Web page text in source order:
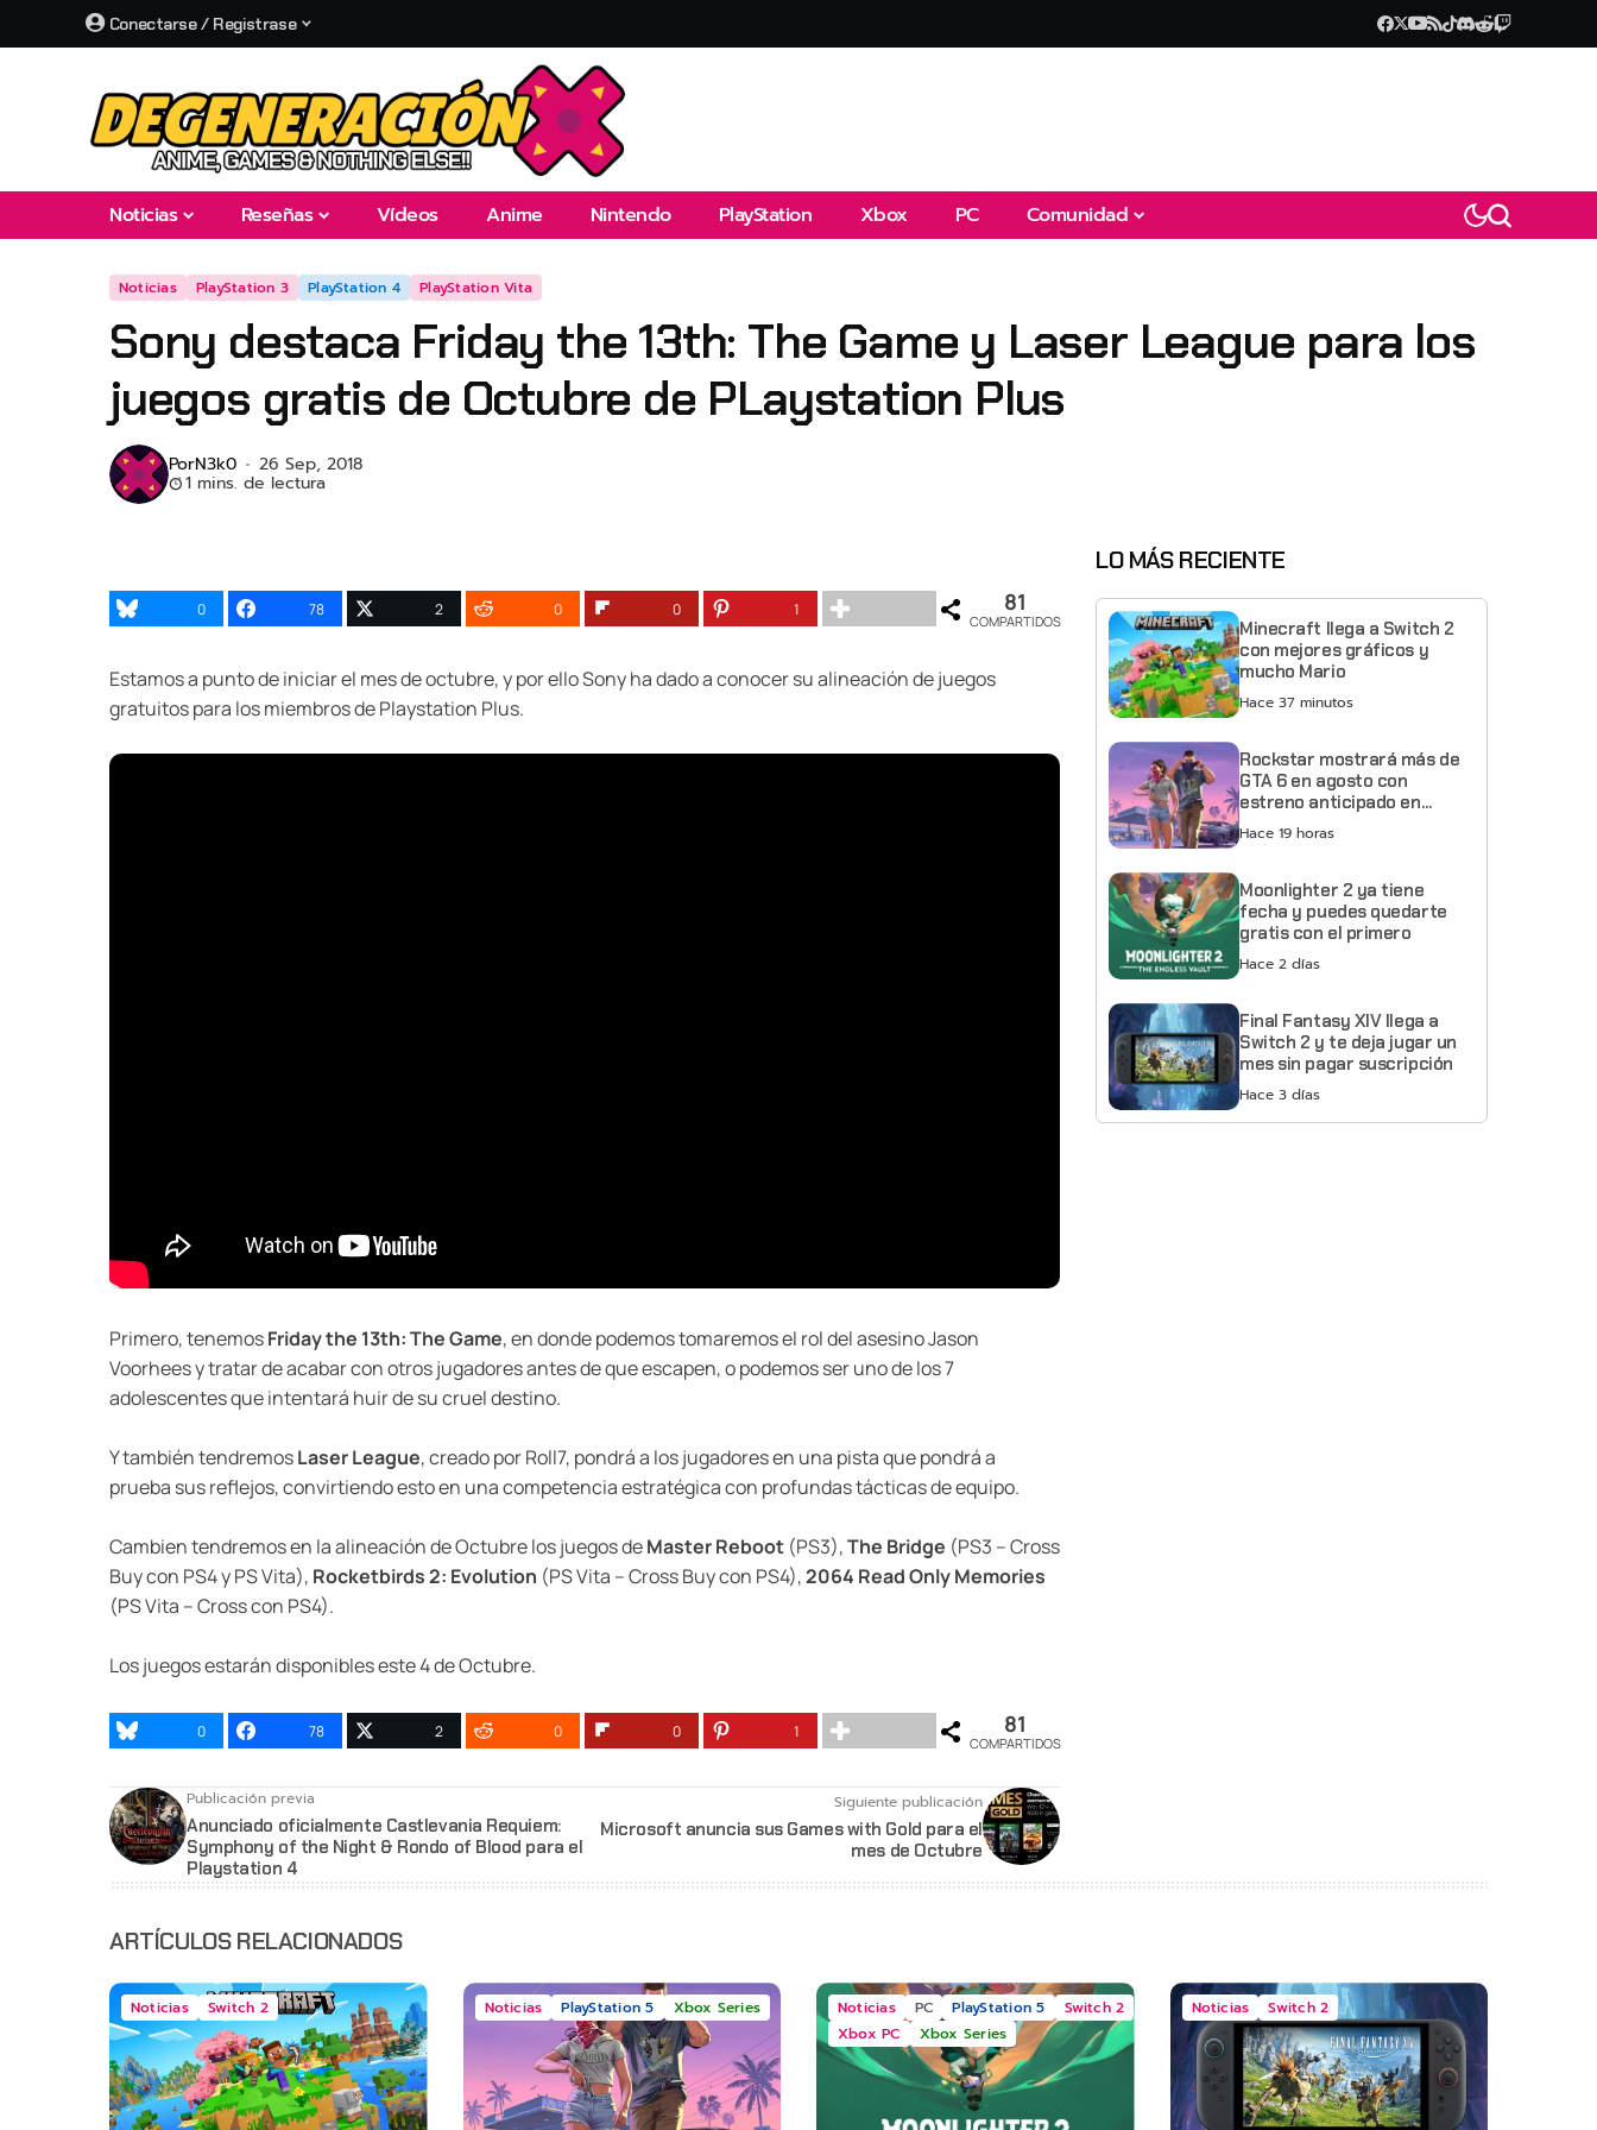
Conectarse / Registrase
Noticias Reseñas Vídeos Anime Nintendo PlayStation Xbox PC Comunidad
Noticias PlayStation 3 PlayStation 4 PlayStation Vita
Sony destaca Friday the 13th: The Game y Laser League para los
juegos gratis de Octubre de PLaystation Plus
PorN3k0 26 Sep, 2018
1 mins. de lectura
0 78 2 0 0 1 81
COMPARTIDOS
Estamos a punto de iniciar el mes de octubre, y por ello Sony ha dado a conocer su alineación de juegos
gratuitos para los miembros de Playstation Plus.
Primero, tenemosFriday the 13th: The Game, en donde podemos tomaremos el rol del asesino Jason
Voorhees y tratar de acabar con otros jugadores antes de que escapen, o podemos ser uno de los 7
adolescentes que intentará huir de su cruel destino.
Y también tendremosLaser League, creado por Roll7, pondrá a los jugadores en una pista que pondrá a
prueba sus reflejos, convirtiendo esto en una competencia estratégica con profundas tácticas de equipo.
Cambien tendremos en la alineación de Octubre los juegos deMaster Reboot (PS3),The Bridge (PS3 – Cross
Buy con PS4 y PS Vita), Rocketbirds 2: Evolution (PS Vita – Cross Buy con PS4),2064 Read Only Memories
(PS Vita – Cross con PS4).
Los juegos estarán disponibles este 4 de Octubre.
0 78 2 0 0 1 81
COMPARTIDOS
Publicación previa
Anunciado oficialmente Castlevania Requiem:
Symphony of the Night & Rondo of Blood para el
Playstation 4
Siguiente publicación
Microsoft anuncia sus Games with Gold para el
mes de Octubre
LO MÁS RECIENTE
Minecraft llega a Switch 2
con mejores gráficos y
mucho Mario
Hace 37 minutos
Rockstar mostrará más de
GTA 6 en agosto con
estreno anticipado en
Netflix
Hace 19 horas
Moonlighter 2 ya tiene
fecha y puedes quedarte
gratis con el primero
Hace 2 días
Final Fantasy XIV llega a
Switch 2 y te deja jugar un
mes sin pagar suscripción
Hace 3 días
ARTÍCULOS RELACIONADOS
Noticias Switch 2 Noticias PlayStation 5 Xbox Series Noticias PC PlayStation 5
Switch 2
Xbox PC
Xbox Series
Noticias Switch 2